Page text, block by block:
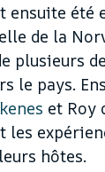
été
de la
plusieurs
le pays.
et Roy
les
hôtes.